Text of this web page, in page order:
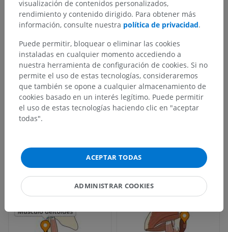
visualización de contenidos personalizados,
rendimiento y contenido dirigido. Para obtener más
información, consulte nuestra política de privacidad.
Puede permitir, bloquear o eliminar las cookies
instaladas en cualquier momento accediendo a
nuestra herramienta de configuración de cookies. Si no
permite el uso de estas tecnologías, consideraremos
que también se opone a cualquier almacenamiento de
cookies basado en un interés legítimo. Puede permitir
el uso de estas tecnologías haciendo clic en "aceptar
todas".
ACEPTAR TODAS
ADMINISTRAR COOKIES